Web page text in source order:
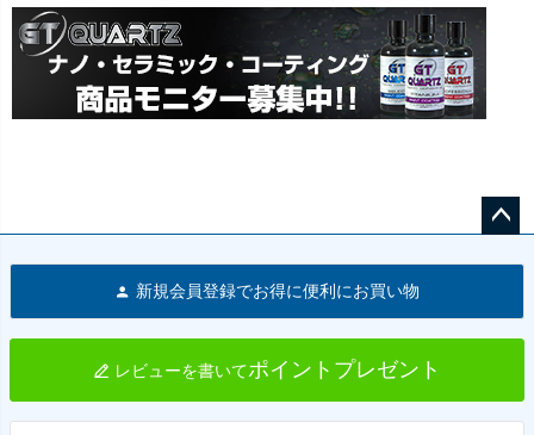
へ
新規会員登録でお得に便利にお買い物
レビューを書いてポイントプレゼント